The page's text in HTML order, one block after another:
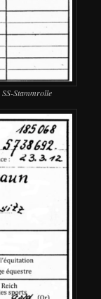
SS-Stammrolle